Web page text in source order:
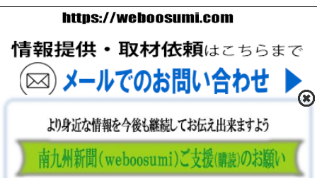
〒893-0061 鹿児島県鹿屋市上谷町9-5-5 FAX 0994-42-
3547